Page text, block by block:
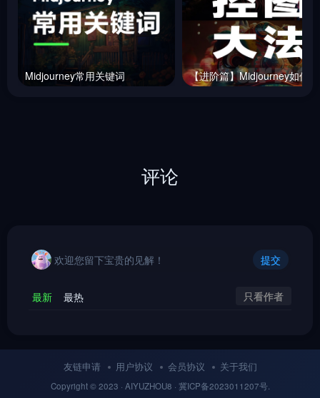
Midjourney常用关键词
评论
欢迎您留下宝贵的见解！ 提交
最新 最热 只看作者
友链申请 用户协议 会员协议 关于我们
Copyright © 2023 · AIYUZHOU8 · 冀ICP备2023011207号.